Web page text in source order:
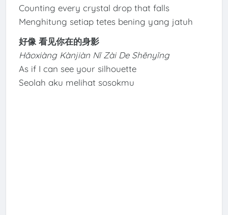
Counting every crystal drop that falls
Menghitung setiap tetes bening yang jatuh
好像 看见你在的身影
Hǎoxiàng Kànjiàn Nǐ Zài De Shēnyǐng
As if I can see your silhouette
Seolah aku melihat sosokmu